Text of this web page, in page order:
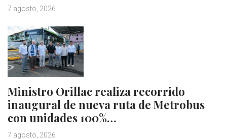
7 agosto, 2026
Ministro Orillac realiza recorrido
inaugural de nueva ruta de Metrobus
con unidades 100%…
7 agosto, 2026